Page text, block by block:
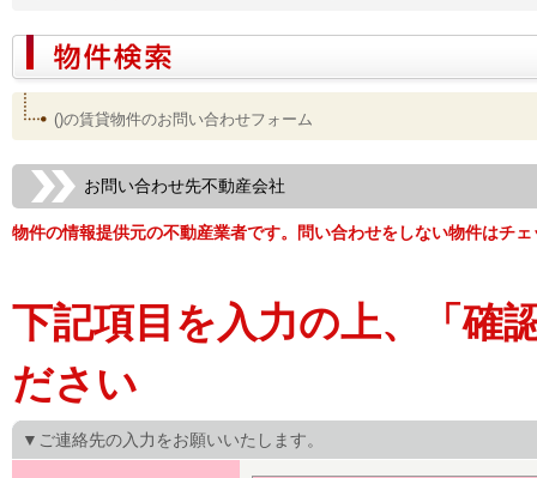
()の賃貸物件のお問い合わせフォーム
お問い合わせ先不動産会社
物件の情報提供元の不動産業者です。問い合わせをしない物件はチ
下記項目を入力の上、「確
ださい
▼ご連絡先の入力をお願いいたします。